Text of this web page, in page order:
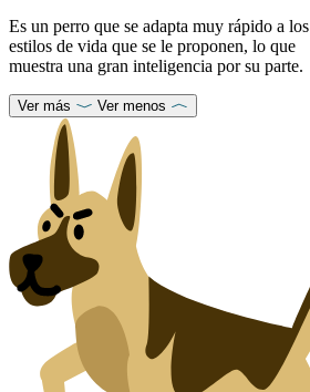
Es un perro que se adapta muy rápido a los
estilos de vida que se le proponen, lo que
muestra una gran inteligencia por su parte.
Ver más Ver menos